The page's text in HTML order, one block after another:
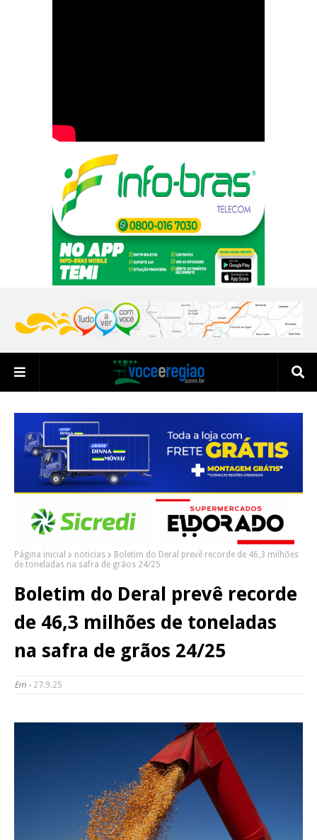
Página inicial noticias
Boletim do Deral prevê recorde de 46,3 milhões
de toneladas na safra de grãos 24/25
Boletim do Deral prevê recorde
de 46,3 milhões de toneladas
na safra de grãos 24/25
Em - 27.9.25